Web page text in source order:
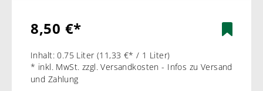
8,50 €*
Inhalt:0.75 Liter (11,33 €* / 1 Liter)
* inkl. MwSt. zzgl. Versandkosten - Infos zu Versand
und Zahlung